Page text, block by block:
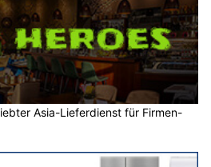
Asia-Lieferdienst für Firmen-